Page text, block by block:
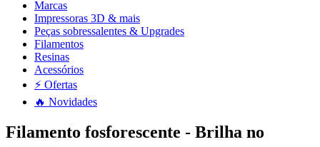
Marcas
Impressoras 3D & mais
Peças sobressalentes & Upgrades
Filamentos
Resinas
Acessórios
⚡ Ofertas
🔥 Novidades
Filamento fosforescente - Brilha no